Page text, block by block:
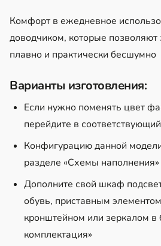
Комфорт в ежедневное
доводчиком, которые
плавно и практически бесшумно
Варианты изготовления:
Если нужно поменять цвет
перейдите в
Конфигурацию данной
разделе «Схемы наполнения»
Дополните свой шкаф
обувь, приставным
кронштейном или зеркалом в
комплектация»